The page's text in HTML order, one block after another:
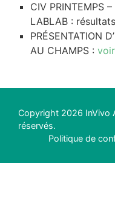
CIV PRINTEMPS
LABLAB :
PRÉSENTATION
AU CHAMPS :
Copyright 2026 InVivo
réservés.
Politique de